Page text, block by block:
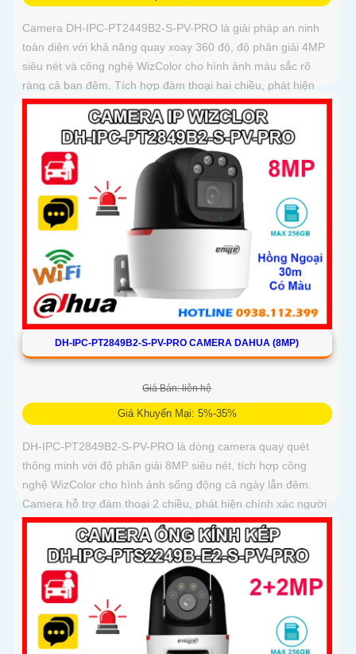
Camera DH-IPC-PT2449B2-S-PV-PRO là giải pháp an ninh
toàn diện với khả năng quay xoay 360 độ, độ phân giải 4MP
siêu nét và công nghệ WizColor cho hình ảnh màu sắc rõ
ràng cả ban đêm. Tích hợp đàm thoại hai chiều, phát hiện
thông minh người và phương tiện, cảnh báo chính xác, hỗ
trợ thẻ nhớ lên đến 256GB
DH-IPC-PT2849B2-S-PV-PRO CAMERA DAHUA (8MP)
Giá Bán: liên hệ
Giá Khuyến Mại: 5%-35%
DH-IPC-PT2849B2-S-PV-PRO là dòng camera quay quét
thông minh với độ phân giải 8MP siêu nét, tích hợp công
nghệ WizColor cho hình ảnh sống động cả ngày lẫn đêm.
Camera hỗ trợ đàm thoại 2 chiều, phát hiện chính xác người
và phương tiện báo động thông minh